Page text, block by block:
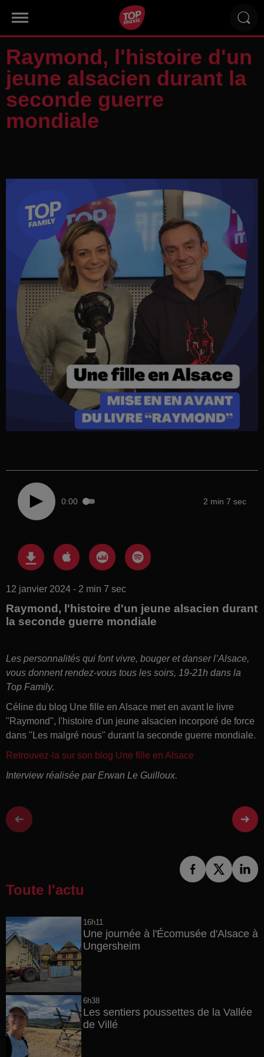
Raymond, l'histoire d'un
jeune alsacien durant la
seconde guerre
mondiale
0:00 2 min 7 sec
12 janvier 2024 - 2 min 7 sec
Raymond, l'histoire d'un jeune alsacien durant
la seconde guerre mondiale
Les personnalités qui font vivre, bouger et danser l’Alsace,
vous donnent rendez-vous tous les soirs, 19-21h dans la
Top Family.
Céline du blog Une fille en Alsace met en avant le livre
"Raymond", l'histoire d'un jeune alsacien incorporé de force
dans "Les malgré nous" durant la seconde guerre mondiale.
Retrouvez-la sur son blog Une fille en Alsace
Interview réalisée par Erwan Le Guilloux.
Toute l'actu
16h11
Une journée à l'Écomusée d'Alsace à
Ungersheim
6h38
Les sentiers poussettes de la Vallée
de Villé